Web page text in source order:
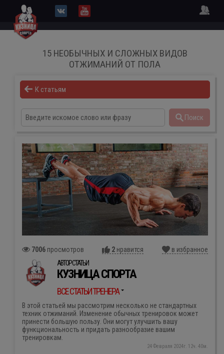
15 НЕОБЫЧНЫХ И СЛОЖНЫХ ВИДОВ
ОТЖИМАНИЙ ОТ ПОЛА
К статьям
Поиск
7006просмотров 2 нравится
в избранное
АВТОР СТАТЬИ
КУЗНИЦА СПОРТА
ВСЕ СТАТЬИ ТРЕНЕРА
В этой статьей мы рассмотрим несколько не стандартных
техник отжиманий. Изменение обычных тренировок может
принести большую пользу. Они могут улучшить вашу
функциональность и придать разнообразие вашим
тренировкам.
24 Февраля 2024г. 12ч. 40м.